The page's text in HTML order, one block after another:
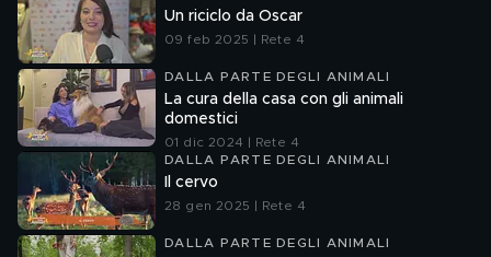
Un riciclo da Oscar
09 feb 2025 | Rete 4
DALLA PARTE DEGLI ANIMALI
La cura della casa con gli animali
domestici
01 dic 2024 | Rete 4
DALLA PARTE DEGLI ANIMALI
Il cervo
28 gen 2025 | Rete 4
DALLA PARTE DEGLI ANIMALI